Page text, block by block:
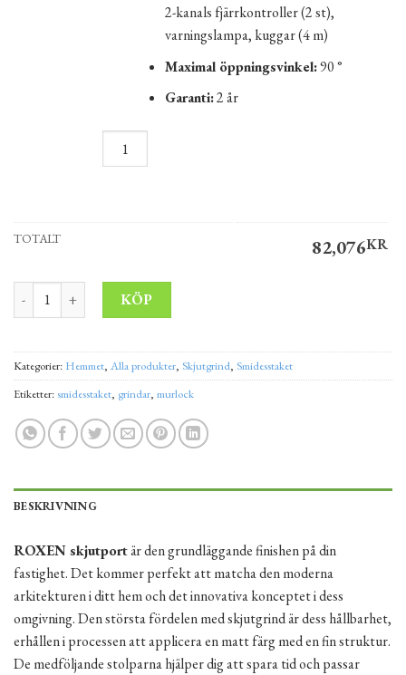
2-kanals fjärrkontroller (2 st),
varningslampa, kuggar (4 m)
Maximal öppningsvinkel:90 °
Garanti:2 år
TOTALT 82,076KR
Skjutgrind ROXEN 5x1,52 m höger mängd
KÖP
Kategorier: Hemmet, Alla produkter, Skjutgrind, Smidesstaket
Etiketter:smidesstaket, grindar, murlock
BESKRIVNING
ROXEN skjutportär den grundläggande finishen på din
fastighet. Det kommer perfekt att matcha den moderna
arkitekturen i ditt hem och det innovativa konceptet i dess
omgivning. Den största fördelen med skjutgrind är dess hållbarhet,
erhållen i processen att applicera en matt färg med en fin struktur.
De medföljande stolparna hjälper dig att spara tid och passar